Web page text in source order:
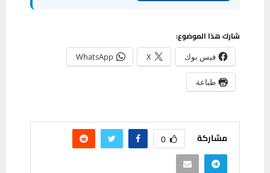
شارك هذا الموضوع:
فيس بوك X
WhatsApp
طباعة
مشاركة 0